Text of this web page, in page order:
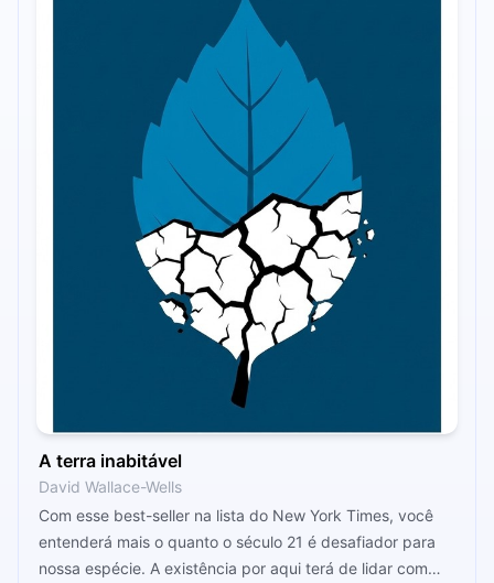
A terra inabitável
David Wallace-Wells
Com esse best-seller na lista do New York Times, você
entenderá mais o quanto o século 21 é desafiador para
nossa espécie. A existência por aqui terá de lidar com